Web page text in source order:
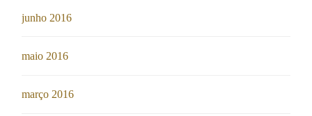
junho 2016
maio 2016
março 2016